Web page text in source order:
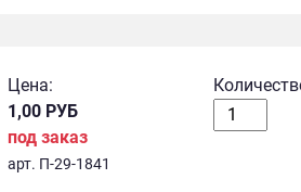
Цена:
1,00 РУБ
под заказ
арт. П-29-1841